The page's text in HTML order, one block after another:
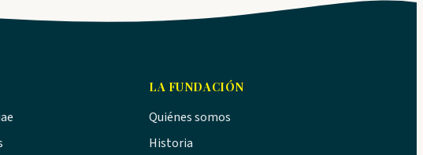
LA FUNDACIÓN
Quiénes somos
Historia